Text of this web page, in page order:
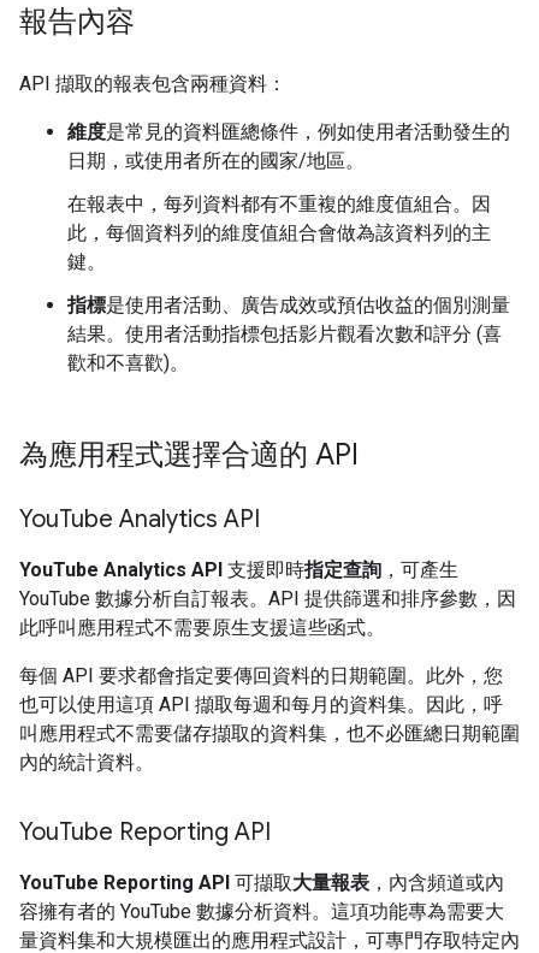
報告內容
API 擷取的報表包含兩種資料：
維度是常見的資料匯總條件，例如使用者活動發生的
日期，或使用者所在的國家/地區。
在報表中，每列資料都有不重複的維度值組合。因
此，每個資料列的維度值組合會做為該資料列的主
鍵。
指標是使用者活動、廣告成效或預估收益的個別測量
結果。使用者活動指標包括影片觀看次數和評分 (喜
歡和不喜歡)。
為應用程式選擇合適的 API
YouTube Analytics API
YouTube Analytics API 支援即時指定查詢 ，可產生
YouTube 數據分析自訂報表。API 提供篩選和排序參數，因
此呼叫應用程式不需要原生支援這些函式。
每個 API 要求都會指定要傳回資料的日期範圍。此外，您
也可以使用這項 API 擷取每週和每月的資料集。因此，呼
叫應用程式不需要儲存擷取的資料集，也不必匯總日期範圍
內的統計資料。
YouTube Reporting API
YouTube Reporting API 可擷取大量報表 ，內含頻道或內
容擁有者的 YouTube 數據分析資料。這項功能專為需要大
量資料集和大規模匯出的應用程式設計，可專門存取特定內